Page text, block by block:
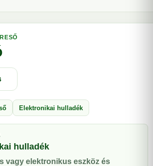
Elektronikai hulladék
hulladék
vagy elektronikus eszköz és